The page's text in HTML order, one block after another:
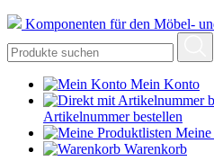
Komponenten für den Möbel-
Mein Konto
Artikelnummer bestellen
Meine
Warenkorb